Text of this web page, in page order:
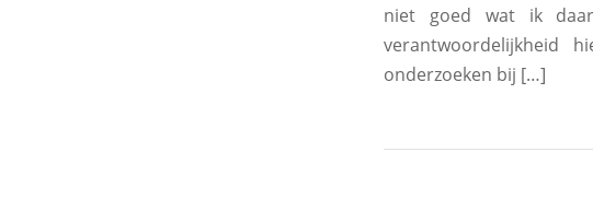
niet goed wat ik
verantwoordelijkheid
onderzoeken bij […]